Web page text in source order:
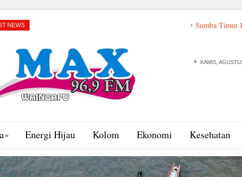
NEWS Sumba Timur Jadi Titik
KAMIS,
Energi Hijau Kolom Ekonomi Kesehatan